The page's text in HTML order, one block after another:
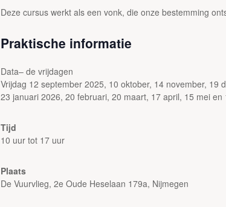
Deze cursus werkt als een vonk, die onze bestemming
Praktische informatie
Data– de vrijdagen
Vrijdag 12 september 2025, 10 oktober, 14 november, 19
23 januari 2026, 20 februari, 20 maart, 17 april, 15 mei en
Tijd
10 uur tot 17 uur
Plaats
De Vuurvlieg, 2e Oude Heselaan 179a, Nijmegen